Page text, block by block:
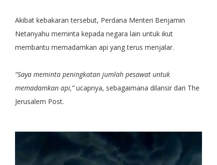
Akibat kebakaran tersebut, Perdana Menteri Benjamin
Netanyahu meminta kepada negara lain untuk ikut
membantu memadamkan api yang terus menjalar.
“Saya meminta peningkatan jumlah pesawat untuk
memadamkan api,”ucapnya, sebagaimana dilansir dari The
Jerusalem Post.